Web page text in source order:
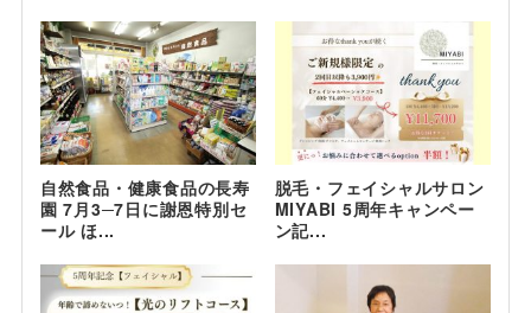
自然食品・健康食品の長寿
園 7月3─7日に謝恩特別セ
ール ほ...
脱毛・フェイシャルサロン
MIYABI 5周年キャンペー
ン記...